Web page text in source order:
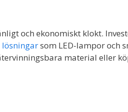
och ekonomiskt klokt.
lösningarsom LED-lampor och
material eller